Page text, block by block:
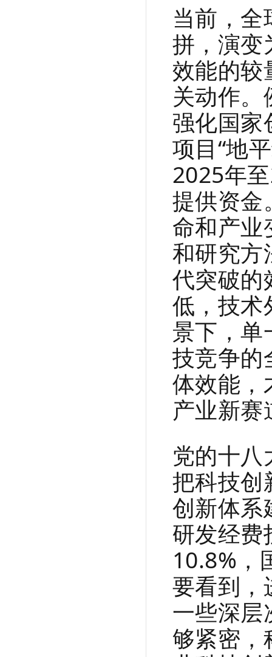
当前，
拼，演变
效能的较
关动作
强化国
项目“地
2025年
提供资金
命和产
和研究方
代突破的
低，技术
景下，
技竞争的
体效能，
产业新
党的十
把科技创
创新体系
研发经费
10.8%，
要看到，
一些深
够紧密，